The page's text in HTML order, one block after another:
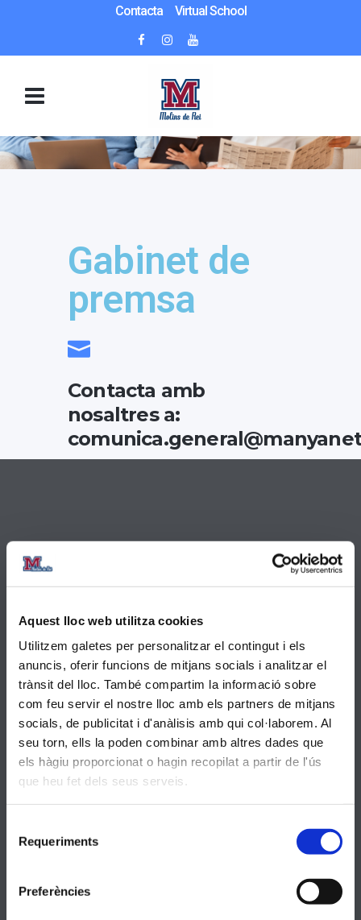
Aquest lloc web utilitza cookies
Utilitzem galetes per personalitzar el contingut i els
anuncis, oferir funcions de mitjans socials i analitzar el
trànsit del lloc. També compartim la informació sobre
com feu servir el nostre lloc amb els partners de mitjans
socials, de publicitat i d'anàlisis amb qui col·laborem. Al
seu torn, ells la poden combinar amb altres dades que
els hàgiu proporcionat o hagin recopilat a partir de l'ús
que heu fet dels seus serveis.
Requeriments
Preferències
Contacta Virtual School
Gabinet de
premsa
Contacta amb
nosaltres a:
Dades de contacte
Pintor Carbonell 4 , 08750 Molins de Rei
936683450
secretaria@molins.manyanet.org
CANAL DE DENÚNCIES